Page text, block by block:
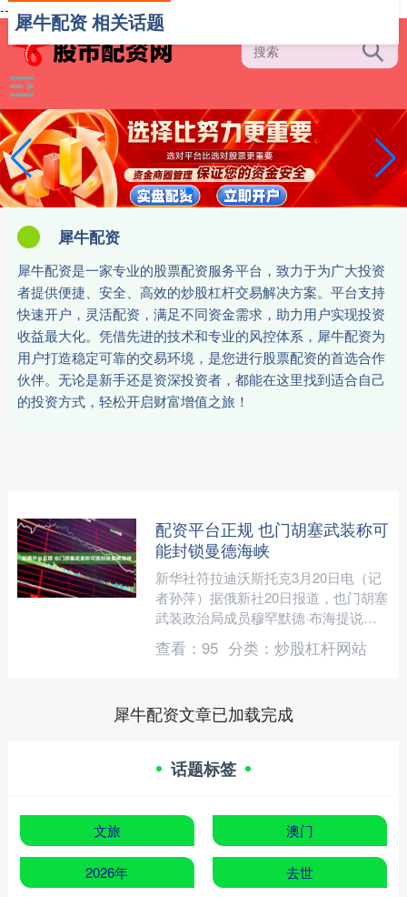
-->
犀牛配资
犀牛配资是一家专业的股票配资服务平台，致力于为广大投资
者提供便捷、安全、高效的炒股杠杆交易解决方案。平台支持
快速开户，灵活配资，满足不同资金需求，助力用户实现投资
收益最大化。凭借先进的技术和专业的风控体系，犀牛配资为
用户打造稳定可靠的交易环境，是您进行股票配资的首选合作
伙伴。无论是新手还是资深投资者，都能在这里找到适合自己
的投资方式，轻松开启财富增值之旅！
犀牛配资 相关话题
配资平台正规 也门胡塞武装称可
能封锁曼德海峡
新华社符拉迪沃斯托克3月20日电（记
者孙萍）据俄新社20日报道，也门胡塞
武装政治局成员穆罕默德·布海提说，
为支持伊朗，该组织可能封锁曼德海
峡。 布海提对俄新社表....
查看： 95 分类： 炒股杠杆网站
犀牛配资文章已加载完成
话题标签
文旅 澳门
2026年 去世